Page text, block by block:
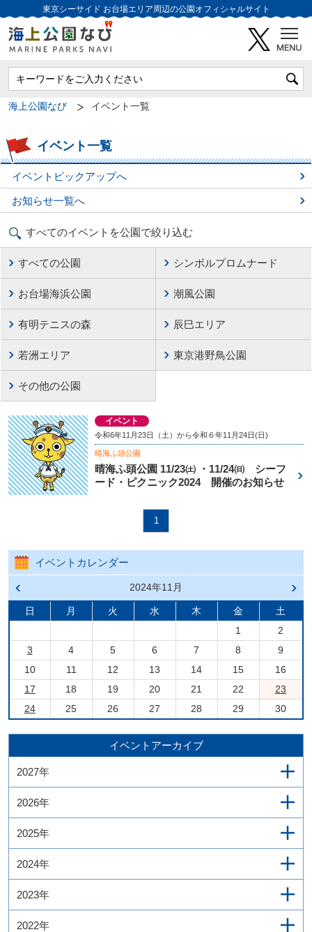
東京シーサイド お台場エリア周辺の公園オフィシャルサイト
海上公園なび イベント一覧
イベント一覧
イベントピックアップへ
お知らせ一覧へ
すべてのイベントを公園で絞り込む
すべての公園 シンボルプロムナード
お台場海浜公園 潮風公園
有明テニスの森 辰巳エリア
若洲エリア 東京港野鳥公園
その他の公園
イベント
令和6年11月23日（土）から令和６年11月24日(日)
晴海ふ頭公園
晴海ふ頭公園 11/23㈯ ・11/24㈰ シーフ
ード・ピクニック2024 開催のお知らせ
1
イベントカレンダー
前の
戻る
2024年11月
次の
進む
日 月 火 水 木 金
土
1
2
3
4 5 6 7 8
9
10
11 12 13 14 15
16
17
18 19 20 21 22
23
24
25 26 27 28 29 30
イベントアーカイブ
2027年
2026年
2025年
2024年
2023年
2022年